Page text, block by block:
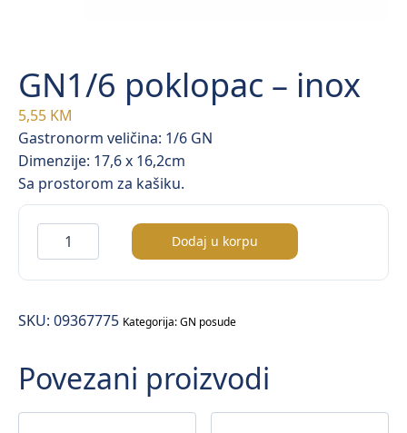
GN1/6 poklopac – inox
5,55 KM
Gastronorm veličina: 1/6 GN
Dimenzije: 17,6 x 16,2cm
Sa prostorom za kašiku.
GN1/6
poklopac
–
količina
Dodaj u korpu
SKU: 09367775 Kategorija:GN posude
Povezani proizvodi